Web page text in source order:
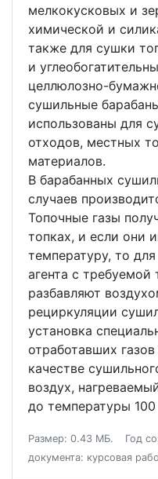
мелкокусковых и
химической и
также для сушки
и
целлюлозно-
сушильные
использованы для
отходов, местных
материалов.
В барабанных
случаев
Топочные газы
топках, и если они
температуру, то
агента с требуемой
разбавляют
рециркуляции
установка
отработавших
качестве
воздух,
до температуры 100
Размер: 0.43 МБ. Год
документа: курсовая